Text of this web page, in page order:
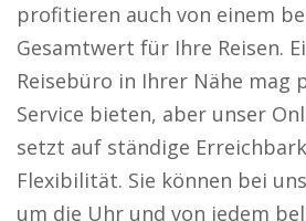
profitieren auch von einem
Gesamtwert für Ihre Reisen.
Reisebüro in Ihrer Nähe mag
Service bieten, aber unser
setzt auf ständige
Flexibilität. Sie können bei
um die Uhr und von jedem